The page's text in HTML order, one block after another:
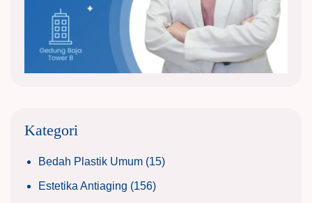
Kategori
Bedah Plastik Umum (15)
Estetika Antiaging (156)